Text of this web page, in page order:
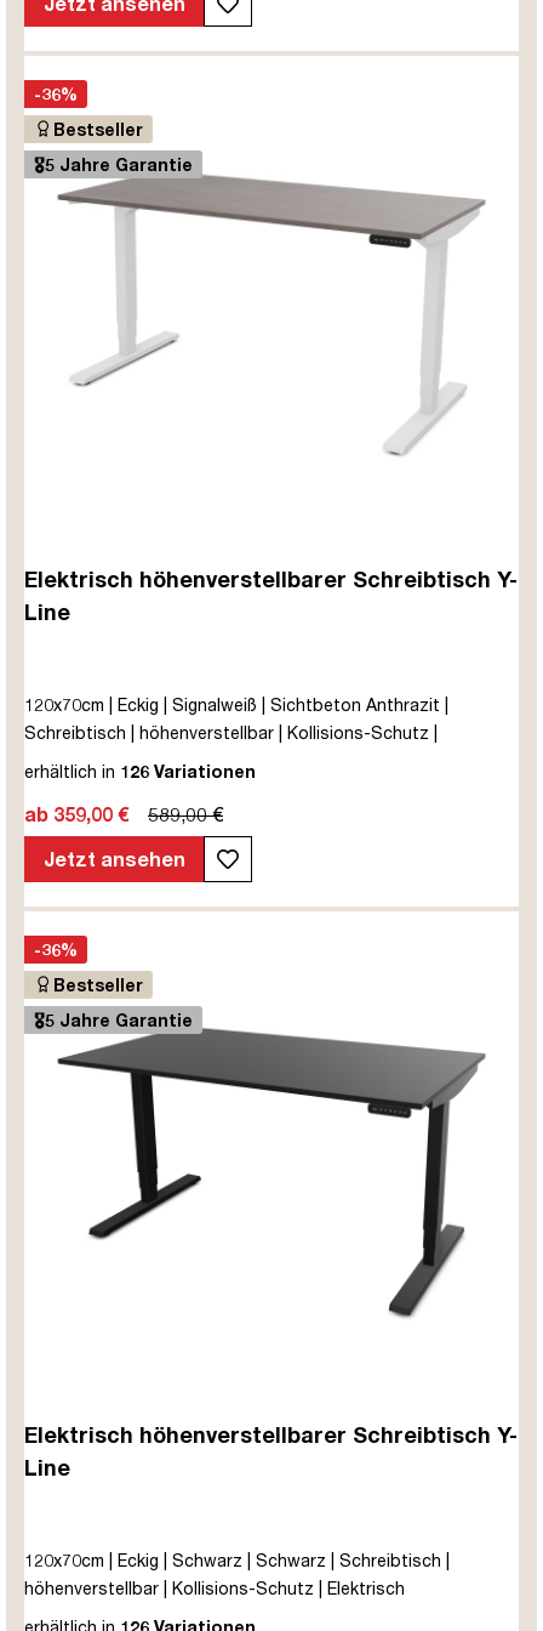
-36%
Bestseller
🎖️5 Jahre Garantie
Elektrisch höhenverstellbarer Schreibtisch Y-
Line
120x70cm | Eckig | Signalweiß | Sichtbeton Anthrazit |
Schreibtisch | höhenverstellbar | Kollisions-Schutz |
Elektrisch höhenverstellbar | Kindersicherung | Metall | Holz |
unmontiert | TÜV© mobiles Arbeiten | bis zu 80 kg | Y-Line |
erhältlich in 126 Variationen
ab 359,00 €
589,00 €
Jetzt ansehen
-36%
Bestseller
🎖️5 Jahre Garantie
Elektrisch höhenverstellbarer Schreibtisch Y-
Line
120x70cm | Eckig | Schwarz | Schwarz | Schreibtisch |
höhenverstellbar | Kollisions-Schutz | Elektrisch
höhenverstellbar | Kindersicherung | Metall | Holz |
erhältlich in 126 Variationen